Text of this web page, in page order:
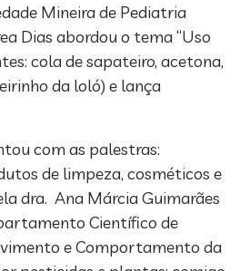
Mineira de Pediatria
Dias abordou o tema “Uso
cola de sapateiro, acetona,
da loló) e lança
com as palestras:
de limpeza, cosméticos e
dra. Ana Márcia Guimarães
Científico de
e Comportamento da